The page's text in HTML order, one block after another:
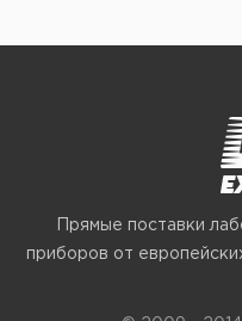
Прямые поставки
приборов от